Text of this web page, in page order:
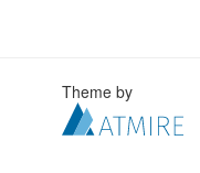
Theme by